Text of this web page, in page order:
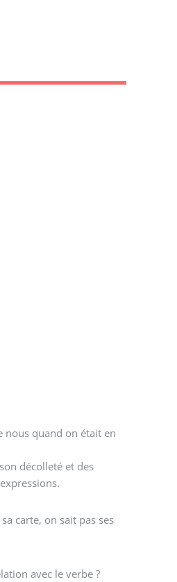
nous quand on était en
et des
carte, on sait pas ses
avec le verbe ?